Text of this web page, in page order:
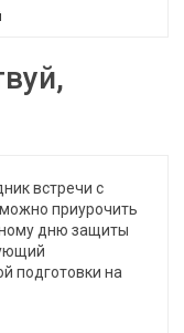
встречи с
приурочить
дню защиты
подготовки на